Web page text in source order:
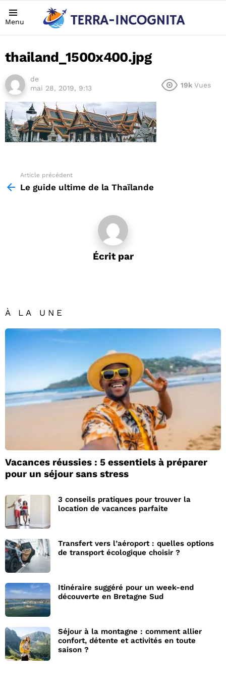
Menu
thailand_1500x400.jpg
de
mai 28, 2019, 9:13
19k Vues
more
Article précédent
Le guide ultime de la Thaïlande
Écrit par
À LA UNE
Vacances réussies : 5 essentiels à préparer
pour un séjour sans stress
3 conseils pratiques pour trouver la
location de vacances parfaite
Transfert vers l’aéroport : quelles options
de transport écologique choisir ?
Itinéraire suggéré pour un week-end
découverte en Bretagne Sud
Séjour à la montagne : comment allier
confort, détente et activités en toute
saison ?